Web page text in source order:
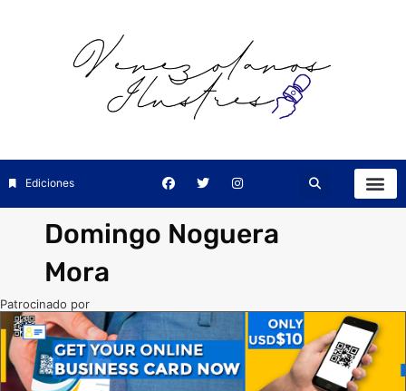
Ediciones
Domingo Noguera
Mora
Patrocinado por